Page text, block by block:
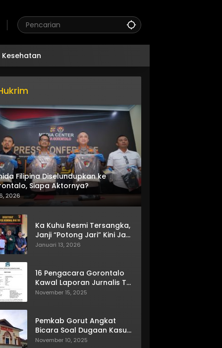
Kesehatan
Filipina Diselundupkan ke
Siapa Aktornya?
2026
Ka Kuhu Resmi Tersangka,
Janji “Potong Jari” Kini Jadi
Bumerang
Januari 13, 2026
16 Pengacara Gorontalo
Kawal Laporan Jurnalis TV
One
November 15, 2025
Pemkab Gorut Angkat
Bicara Soal Dugaan Kasus
Asusila Oknum ASN
November 10, 2025